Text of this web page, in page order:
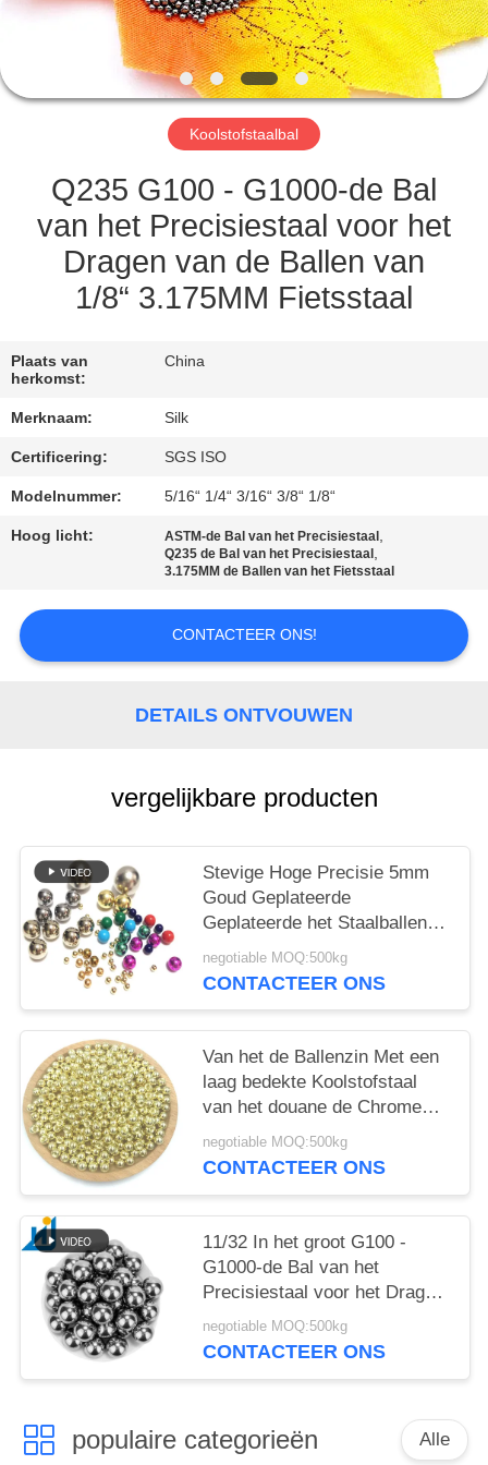
NIEUWS
GEVALLEN
VERZOEK
CITAAT
SITEMAP
PRIVACY
POLICY
Koolstofstaalbal
Q235 G100 - G1000-de Bal
van het Precisiestaal voor het
Dragen van de Ballen van
1/8“ 3.175MM Fietsstaal
Plaats van
herkomst:
China
Merknaam: Silk
Certificering: SGS ISO
Modelnummer: 5/16“ 1/4“ 3/16“ 3/8“ 1/8“
Hoog licht: ASTM-de Bal van het Precisiestaal ,
Q235 de Bal van het Precisiestaal ,
3.175MM de Ballen van het Fietsstaal
CONTACTEER ONS!
DETAILS ONTVOUWEN
vergelijkbare producten
Stevige Hoge Precisie 5mm
Goud Geplateerde
Geplateerde het Staalballen
van de Roestvrij staalbal
Koper
negotiable MOQ:500kg
CONTACTEER ONS
Van het de Ballenzin Met een
laag bedekte Koolstofstaal
van het douane de Chrome
Geschilderde Staal van het de
Bal Vernikkelde Stevige Staal
negotiable MOQ:500kg
CONTACTEER ONS
11/32 In het groot G100 -
G1000-de Bal van het
Precisiestaal voor het Dragen
van 1010 die 1015 om
Koolstofstaalbal wordt verhard
negotiable MOQ:500kg
CONTACTEER ONS
populaire categorieën Alle